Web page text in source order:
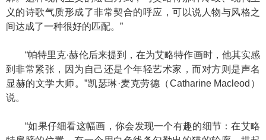
义的诗歌气质形成了非常契合的呼应，可以说人物与风格之
间达成了一种很好的匹配。”
“帕特里克·赫伦后来提到，在为艾略特作画时，他其实感
到非常紧张，因为自己还是个年轻艺术家，而对方则是声名
显赫的文学大师。”凯瑟琳·麦克劳德（Catharine Macleod）
说。
“如果仔细看这幅画，你会发现一个有趣的细节：在艾略